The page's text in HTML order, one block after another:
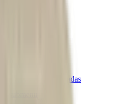
Carteiras Recomendadas
• submenu